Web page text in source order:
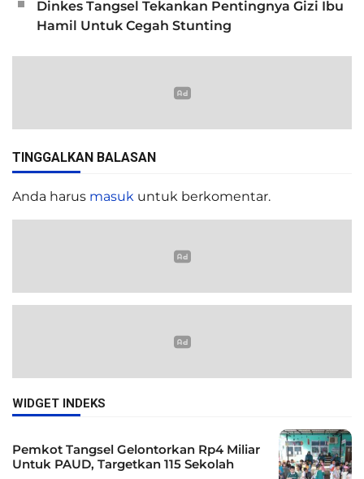
Dinkes Tangsel Tekankan Pentingnya Gizi Ibu
Hamil Untuk Cegah Stunting
TINGGALKAN BALASAN
Anda harus masuk untuk berkomentar.
WIDGET INDEKS
Pemkot Tangsel Gelontorkan Rp4 Miliar
Untuk PAUD, Targetkan 115 Sekolah